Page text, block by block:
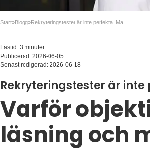
Start»Blogg»
Lästid: 3 minuter
Publicerad: 2026-06-05
Senast redigerad: 2026-06-18
Rekryteringstester är
Varför
läsning och